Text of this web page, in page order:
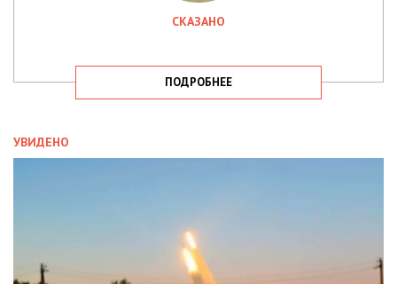
СКАЗАНО
ПОДРОБНЕЕ
УВИДЕНО